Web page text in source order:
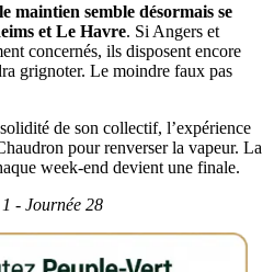
maintien semble désormais se
et Le Havre. Si Angers et
concernés, ils disposent encore
grignoter. Le moindre faux pas
de son collectif, l’expérience
pour renverser la vapeur. La
week-end devient une finale.
- Journée 28